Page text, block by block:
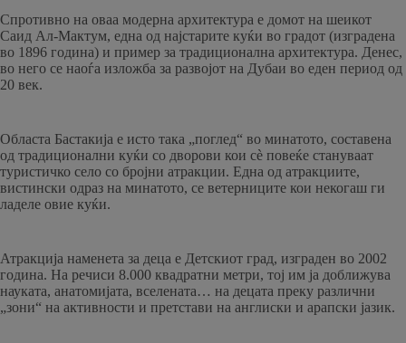
Спротивно на оваа модерна архитектура е домот на шеикот
Саид Ал-Мактум, една од најстарите куќи во градот (изградена
во 1896 година) и пример за традиционална архитектура. Денес,
во него се наоѓа изложба за развојот на Дубаи во еден период од
20 век.
Областа Бастакија е исто така „поглед“ во минатото, составена
од традиционални куќи со дворови кои сè повеќе стануваат
туристичко село со бројни атракции. Една од атракциите,
вистински одраз на минатото, се ветерниците кои некогаш ги
ладеле овие куќи.
Атракција наменета за деца е Детскиот град, изграден во 2002
година. На речиси 8.000 квадратни метри, тој им ја доближува
науката, анатомијата, вселената… на децата преку различни
„зони“ на активности и претстави на англиски и арапски јазик.